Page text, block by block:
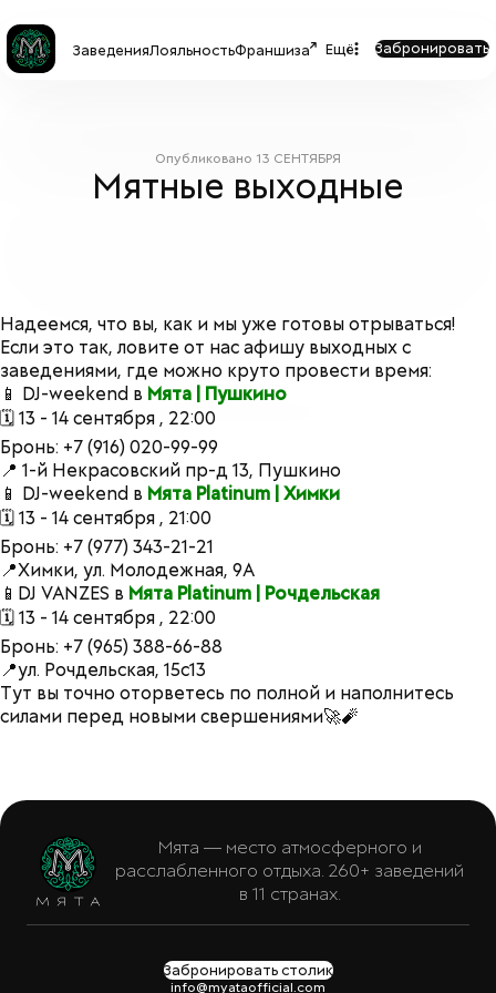
ЗаведенияЛояльностьФраншиза Ещё Забронировать
Опубликовано 13 СЕНТЯБРЯ
Мятные выходные
Надеемся, что вы, как и мы уже готовы отрываться!
Если это так, ловите от нас афишу выходных с
заведениями, где можно круто провести время:
📱 DJ-weekend в Мята | Пушкино
🗓 13 - 14 сентября , 22:00
Бронь: +7 (916) 020-99-99
📍 1-й Некрасовский пр-д 13, Пушкино
📱 DJ-weekend в Мята Platinum | Химки
🗓 13 - 14 сентября , 21:00
Бронь: +7 (977) 343-21-21
📍Химки, ул. Молодежная, 9А
📱DJ VANZES в Мята Platinum | Рочдельская
🗓 13 - 14 сентября , 22:00
Бронь: +7 (965) 388-66-88
📍ул. Рочдельская, 15с13
Тут вы точно оторветесь по полной и наполнитесь
силами перед новыми свершениями🚀🧨
Мята — место атмосферного и
расслабленного отдыха. 260+ заведений
в 11 странах.
Забронировать столик
info@myataofficial.com